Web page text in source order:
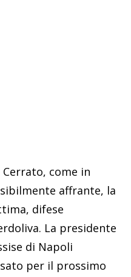
come in
affrante, la
difese
La presidente
di Napoli
per il prossimo